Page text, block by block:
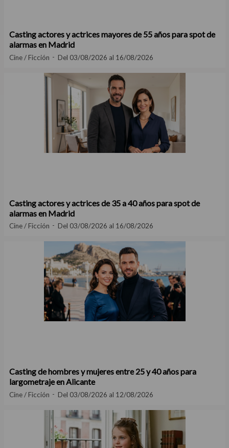
Casting actores y actrices mayores de 55 años para spot de
alarmas en Madrid
Cine / Ficción Del 03/08/2026 al 16/08/2026
Casting actores y actrices de 35 a 40 años para spot de
alarmas en Madrid
Cine / Ficción Del 03/08/2026 al 16/08/2026
Casting de hombres y mujeres entre 25 y 40 años para
largometraje en Alicante
Cine / Ficción Del 03/08/2026 al 12/08/2026